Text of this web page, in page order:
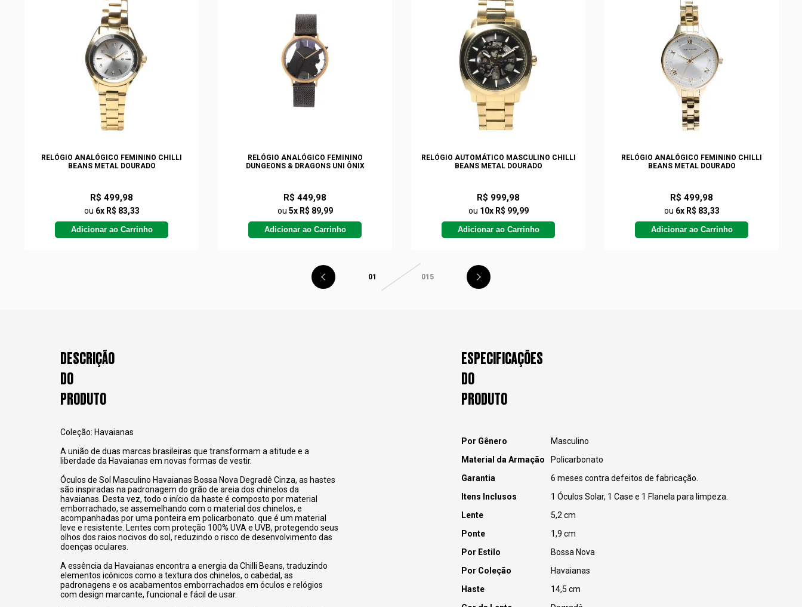
RELÓGIO ANALÓGICO FEMININO CHILLI
BEANS METAL DOURADO
R$ 499,98
ou 6x R$ 83,33
Adicionar ao Carrinho
RELÓGIO ANALÓGICO FEMININO
DUNGEONS & DRAGONS UNI ÔNIX
R$ 449,98
ou 5x R$ 89,99
Adicionar ao Carrinho
RELÓGIO AUTOMÁTICO MASCULINO CHILLI
BEANS METAL DOURADO
R$ 999,98
ou 10x R$ 99,99
Adicionar ao Carrinho
RELÓGIO ANALÓGICO FEMININO CHILLI
BEANS METAL DOURADO
R$ 499,98
ou 6x R$ 83,33
Adicionar ao Carrinho
01 015
DESCRIÇÃO
DO
PRODUTO
Coleção: Havaianas
A união de duas marcas brasileiras que transformam a atitude e a
liberdade da Havaianas em novas formas de vestir.
Óculos de Sol Masculino Havaianas Bossa Nova Degradê Cinza, as hastes
são inspiradas na padronagem do grão de areia dos chinelos da
havaianas. Desta vez, todo o início da haste é composto por material
emborrachado, se assemelhando com o material dos chinelos, e
acompanhadas por uma ponteira em policarbonato. que é um material
leve e resistente. Lentes com proteção 100% UVA e UVB, protegendo seus
olhos dos raios nocivos do sol, reduzindo o risco de desenvolvimento das
doenças oculares.
A essência da Havaianas encontra a energia da Chilli Beans, traduzindo
elementos icônicos como a textura dos chinelos, o cabedal, as
padronagens e os acabamentos emborrachados em óculos e relógios
com design marcante, funcional e fácil de usar.
ESPECIFICAÇÕES
DO
PRODUTO
Por Gênero
Masculino
Material da Armação
Policarbonato
Garantia
6 meses contra defeitos de fabricação.
Itens Inclusos
1 Óculos Solar, 1 Case e 1 Flanela para limpeza.
Lente
5,2 cm
Ponte
1,9 cm
Por Estilo
Bossa Nova
Por Coleção
Havaianas
Haste
14,5 cm